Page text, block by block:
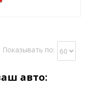
Показывать по:
авто: